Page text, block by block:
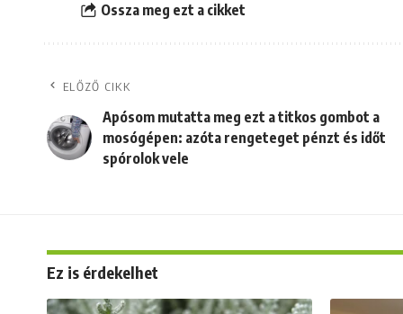
Ossza meg ezt a cikket
ELŐZŐ CIKK
Apósom mutatta meg ezt a titkos gombot a
mosógépen: azóta rengeteget pénzt és időt
spórolok vele
Ez is érdekelhet